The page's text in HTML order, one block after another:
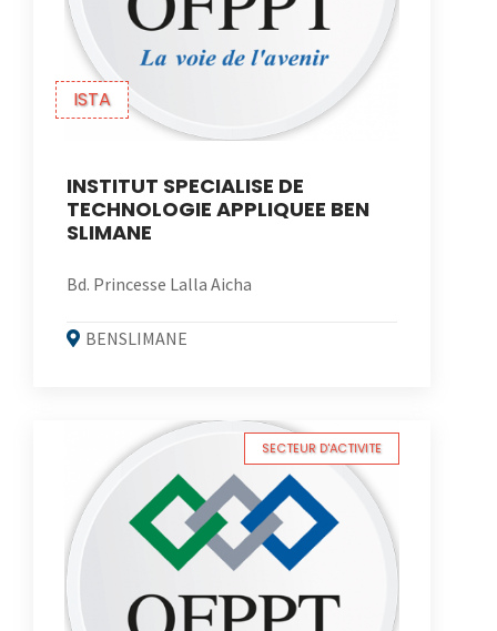
ISTA
INSTITUT SPECIALISE DE
TECHNOLOGIE APPLIQUEE BEN
SLIMANE
Bd. Princesse Lalla Aicha
BENSLIMANE
SECTEUR D'ACTIVITE